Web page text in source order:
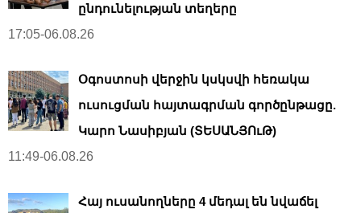
ընդունելության տեղերը
17:05-06.08.26
Օգոստոսի վերջին կսկսվի հեռակա
ուսուցման հայտագրման գործընթացը.
Կարո Նասիբյան (ՏԵՍԱՆՅՈւԹ)
11:49-06.08.26
Հայ ուսանողները 4 մեդալ են նվաճել